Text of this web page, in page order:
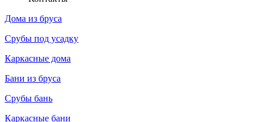
Дома из бруса
Срубы под усадку
Каркасные дома
Бани из бруса
Срубы бань
Каркасные бани